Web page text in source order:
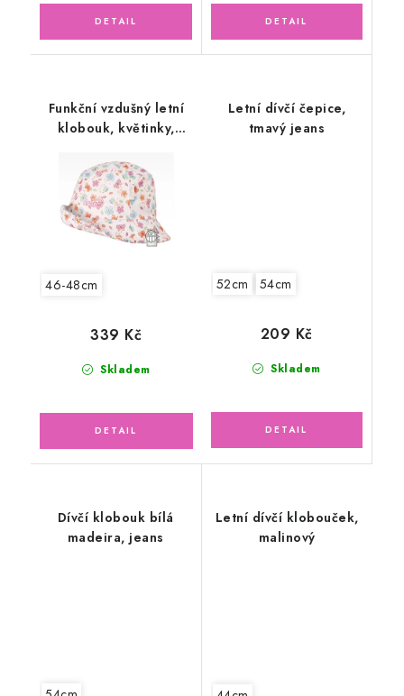
Funkční vzdušný letní
klobouk, květinky,
46-48cm
Skladem
339 Kč
Letní dívčí čepice,
tmavý jeans
52cm 54cm
Skladem
209 Kč
Dívčí klobouk bílá
madeira, jeans
Letní dívčí klobouček,
malinový